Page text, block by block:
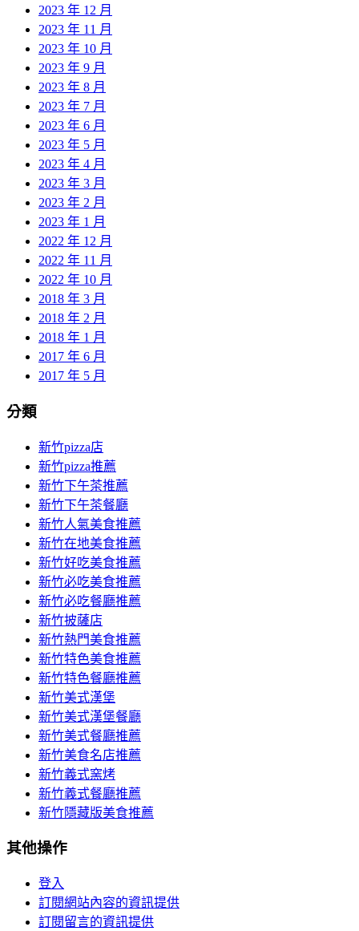
2023 年 12 月
2023 年 11 月
2023 年 10 月
2023 年 9 月
2023 年 8 月
2023 年 7 月
2023 年 6 月
2023 年 5 月
2023 年 4 月
2023 年 3 月
2023 年 2 月
2023 年 1 月
2022 年 12 月
2022 年 11 月
2022 年 10 月
2018 年 3 月
2018 年 2 月
2018 年 1 月
2017 年 6 月
2017 年 5 月
分類
新竹pizza店
新竹pizza推薦
新竹下午茶推薦
新竹下午茶餐廳
新竹人氣美食推薦
新竹在地美食推薦
新竹好吃美食推薦
新竹必吃美食推薦
新竹必吃餐廳推薦
新竹披薩店
新竹熱門美食推薦
新竹特色美食推薦
新竹特色餐廳推薦
新竹美式漢堡
新竹美式漢堡餐廳
新竹美式餐廳推薦
新竹美食名店推薦
新竹義式窯烤
新竹義式餐廳推薦
新竹隱藏版美食推薦
其他操作
登入
訂閱網站內容的資訊提供
訂閱留言的資訊提供